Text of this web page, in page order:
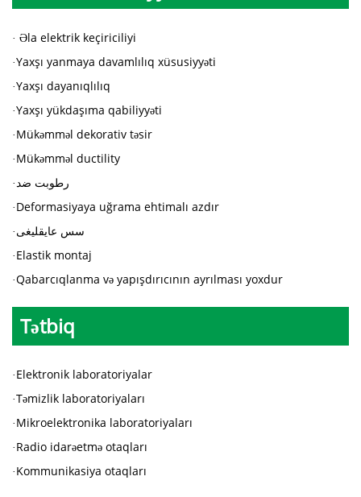
· Əla elektrik keçiriciliyi
·Yaxşı yanmaya davamlılıq xüsusiyyəti
·Yaxşı dayanıqlılıq
·Yaxşı yükdaşıma qabiliyyəti
· Mükəmməl dekorativ təsir
· Mükəmməl ductility
· رطوبت ضد
· Deformasiyaya uğrama ehtimalı azdır
· سس عایقلیغی
· Elastik montaj
·Qabarcıqlanma və yapışdırıcının ayrılması yoxdur
Tətbiq
· Elektronik laboratoriyalar
·Təmizlik laboratoriyaları
· Mikroelektronika laboratoriyaları
· Radio idarəetmə otaqları
· Kommunikasiya otaqları